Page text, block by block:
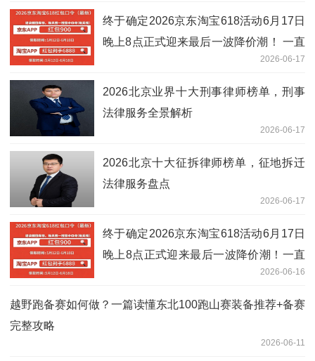
更低价
终于确定2026京东淘宝618活动6月17日
晚上8点正式迎来最后一波降价潮！ 一直
到6月18日巅峰28小时低价抢购！叠加国
补买家电、苹果手机、空调抄底价来袭，
错过等一年！
2026-06-17
2026北京业界十大刑事律师榜单，刑事
法律服务全景解析
2026-06-17
2026北京十大征拆律师榜单，征地拆迁
法律服务盘点
2026-06-17
终于确定2026京东淘宝618活动6月17日
晚上8点正式迎来最后一波降价潮！一直
到6月18日巅峰28小时低价抢购！叠加国
补买家电、苹果手机、空调抄底价来袭，
2026-06-16
越野跑备赛如何做？一篇读懂东北100跑山赛装备推荐+备赛
完整攻略
2026-06-11